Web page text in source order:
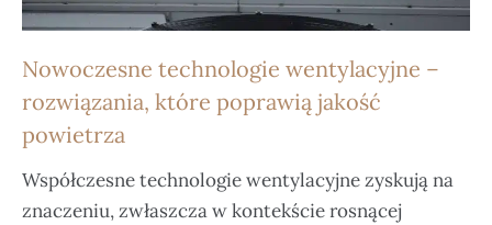
Nowoczesne technologie wentylacyjne –
rozwiązania, które poprawią jakość
powietrza
Współczesne technologie wentylacyjne zyskują na
znaczeniu, zwłaszcza w kontekście rosnącej